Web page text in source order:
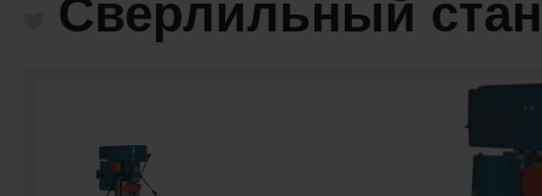
Сверлильный